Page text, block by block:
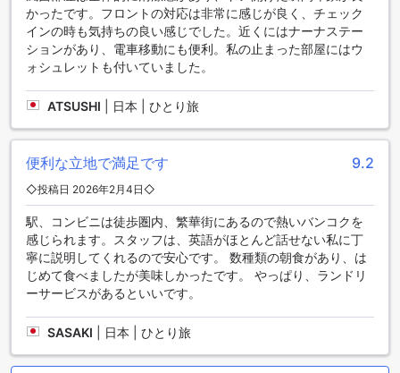
りを美味しい食事で彩ります。
マジェスティック スイーツ ホテルのお部屋の魅力的な選択肢
マジェスティック スイーツ ホテルでは、さまざまなお部屋の
選択肢をご用意しております。ダブルデラックスルームは30
平米で、キングベッドまたはクイーンベッドが備わっていま
す。ダブルスーペリアルームは28平米で、キングベッドまた
ムは26平米で、クイーンベッドが設置されています。これら
のお部屋は快適な滞在をお約束いたします。
Agodaでの予約は、最高の価格と簡単で手間のかからない体
験を提供します。Agodaでは常に最新の割引情報や特典を提
供しており、お得な価格でお部屋を予約することができま
す。また、簡単な予約手続きと確認が可能であり、スムーズ
な滞在計画を立てることができます。マジェスティック スイ
ーツ ホテルのお部屋をAgodaで予約することで、お客様にと
スクンビットエリアで楽しむバンコクの魅力
かったです。フロントの対応は非常に感じが良く、チェック
インの時も気持ちの良い感じでした。近くにはナーナステー
ションがあり、電車移動にも便利。私の止まった部屋にはウ
ォシュレットも付いていました。
ATSUSHI 日本 | ひとり旅
便利な立地で満足です 9.2
◇投稿日 2026年2月4日◇
駅、コンビニは徒歩圏内、繁華街にあるので熱いバンコクを
感じられます。スタッフは、英語がほとんど話せない私に丁
寧に説明してくれるので安心です。 数種類の朝食があり、は
じめて食べましたが美味しかったです。 やっぱり、ランドリ
ーサービスがあるといいです。
SASAKI 日本 | ひとり旅